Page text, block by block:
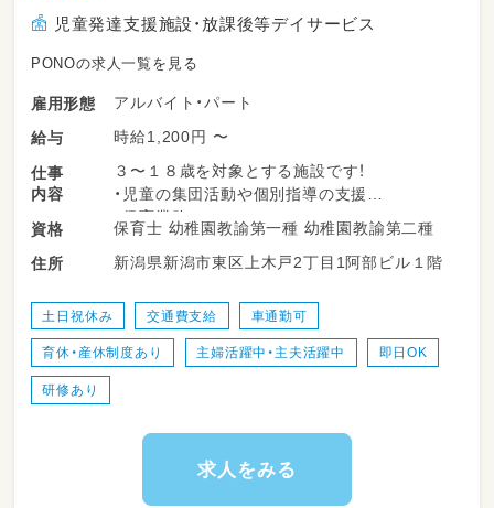
児童発達支援施設・放課後等デイサービス
PONOの求人一覧を見る
雇用形態
アルバイト・パート
給与
時給1,200円 〜
仕事
内容
３〜１８歳を対象とする施設です！
・児童の集団活動や個別指導の支援
・保育業務
・送迎
→軽自動車ですのでご安心ください！
資格
保育士 幼稚園教諭第一種 幼稚園教諭第二種
住所
新潟県新潟市東区上木戸2丁目1阿部ビル１階
土日祝休み 交通費支給 車通勤可
育休・産休制度あり 主婦活躍中・主夫活躍中 即日OK
研修あり
求人をみる